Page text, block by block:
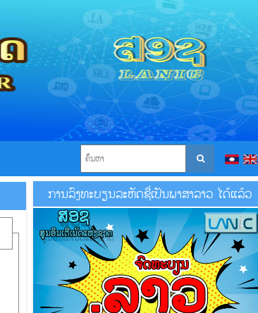
ການລົງທະບຽນລະຫັດຊື່ເປັນພາສາລາວ ໄດ້ແລ້ວ